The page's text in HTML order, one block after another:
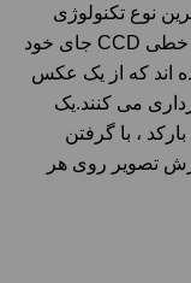
نوع تکنولوژی
بارکدخوان هستند.بارکد خوان های تصویری خطی CCD جای خود
اند که از یک عکس
می کنند.یک
، با گرفتن
تصویر روی هر